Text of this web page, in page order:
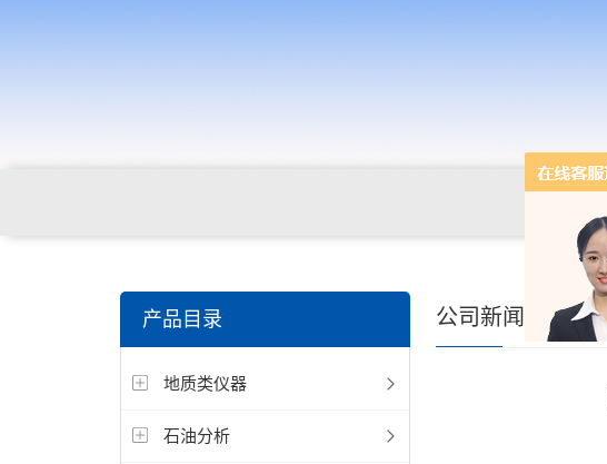
产品目录
地质类仪器
石油分析
公司新闻